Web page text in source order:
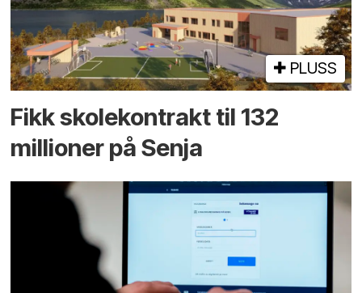
PLUSS
Fikk skole­kontrakt til 132
millioner på Senja